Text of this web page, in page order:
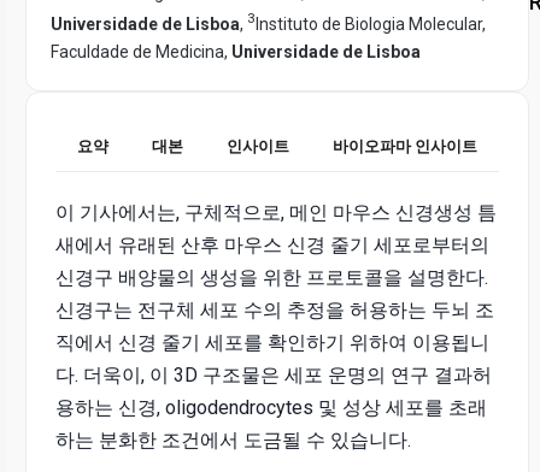
Universidade de Lisboa, 3Instituto de Biologia Molecular,
Faculdade de Medicina, Universidade de Lisboa
요약 대본 인사이트 바이오파마 인사이트
이 기사에서는, 구체적으로, 메인 마우스 신경생성 틈
새에서 유래된 산후 마우스 신경 줄기 세포로부터의
신경구 배양물의 생성을 위한 프로토콜을 설명한다.
신경구는 전구체 세포 수의 추정을 허용하는 두뇌 조
직에서 신경 줄기 세포를 확인하기 위하여 이용됩니
다. 더욱이, 이 3D 구조물은 세포 운명의 연구 결과허
용하는 신경, oligodendrocytes 및 성상 세포를 초래
하는 분화한 조건에서 도금될 수 있습니다.